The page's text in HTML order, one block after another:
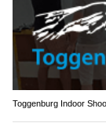
Toggenburg Indoor